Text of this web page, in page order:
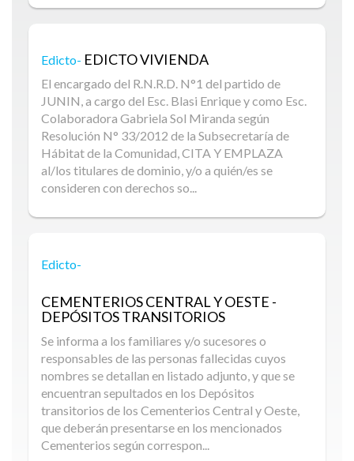
Edicto- EDICTO VIVIENDA
El encargado del R.N.R.D. N°1 del partido de
JUNIN, a cargo del Esc. Blasi Enrique y como Esc.
Colaboradora Gabriela Sol Miranda según
Resolución N° 33/2012 de la Subsecretaría de
Hábitat de la Comunidad, CITA Y EMPLAZA
al/los titulares de dominio, y/o a quién/es se
consideren con derechos so...
Edicto-
CEMENTERIOS CENTRAL Y OESTE -
DEPÓSITOS TRANSITORIOS
Se informa a los familiares y/o sucesores o
responsables de las personas fallecidas cuyos
nombres se detallan en listado adjunto, y que se
encuentran sepultados en los Depósitos
transitorios de los Cementerios Central y Oeste,
que deberán presentarse en los mencionados
Cementerios según correspon...